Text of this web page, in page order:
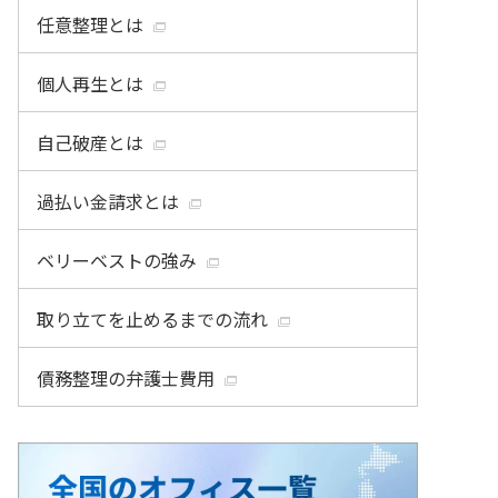
任意整理とは
個人再生とは
自己破産とは
過払い金請求とは
ベリーベストの強み
取り立てを止めるまでの流れ
債務整理の弁護士費用